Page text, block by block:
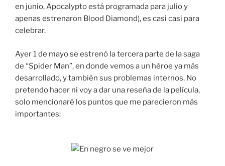
en junio, Apocalypto está programada para julio y
apenas estrenaron Blood Diamond), es casi casi para
celebrar.
Ayer 1 de mayo se estrenó la tercera parte de la saga
de “Spider Man”, en donde vemos a un héroe ya más
desarrollado, y también sus problemas internos. No
pretendo hacer ni voy a dar una reseña de la película,
solo mencionaré los puntos que me parecieron más
importantes: